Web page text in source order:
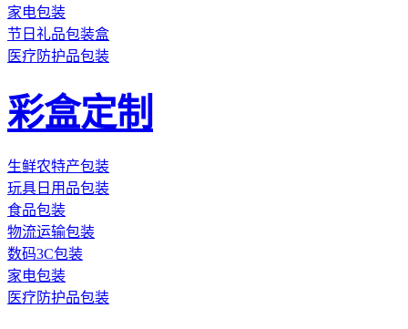
家电包装
节日礼品包装盒
医疗防护品包装
彩盒定制
生鲜农特产包装
玩具日用品包装
食品包装
物流运输包装
数码3C包装
家电包装
医疗防护品包装